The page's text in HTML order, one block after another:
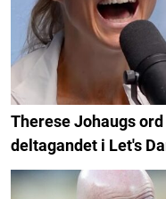
Therese Johaugs
deltagandet i Let's